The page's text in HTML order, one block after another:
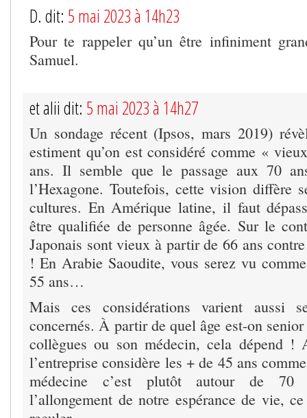
D. dit: 5 mai 2023 à 14h23
Pour te rappeler qu’un être infiniment
Samuel.
et alii dit: 5 mai 2023 à 14h27
Un sondage récent (Ipsos, mars 2019)
estiment qu’on est considéré comme «
ans. Il semble que le passage aux 70
l’Hexagone. Toutefois, cette vision diffère
cultures. En Amérique latine, il faut
être qualifiée de personne âgée. Sur le
Japonais sont vieux à partir de 66 ans
! En Arabie Saoudite, vous serez vu
55 ans…
Mais ces considérations varient aussi
concernés. À partir de quel âge est-on
collègues ou son médecin, cela dépend !
l’entreprise considère les + de 45 ans
médecine c’est plutôt autour de 70
l’allongement de notre espérance de vie,